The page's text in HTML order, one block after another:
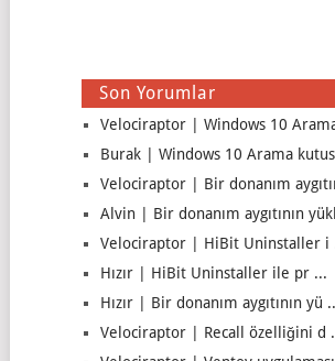
Son Yorumlar
Velociraptor | Windows 10
Burak | Windows 10 Arama
Velociraptor | Bir donanım
Alvin | Bir donanım aygıtının
Velociraptor | HiBit Uninstaller i
Hızır | HiBit Uninstaller ile pr ...
Hızır | Bir donanım aygıtının yü
Velociraptor | Recall özelliğini d